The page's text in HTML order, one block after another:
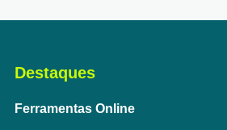
Destaques
Ferramentas Online